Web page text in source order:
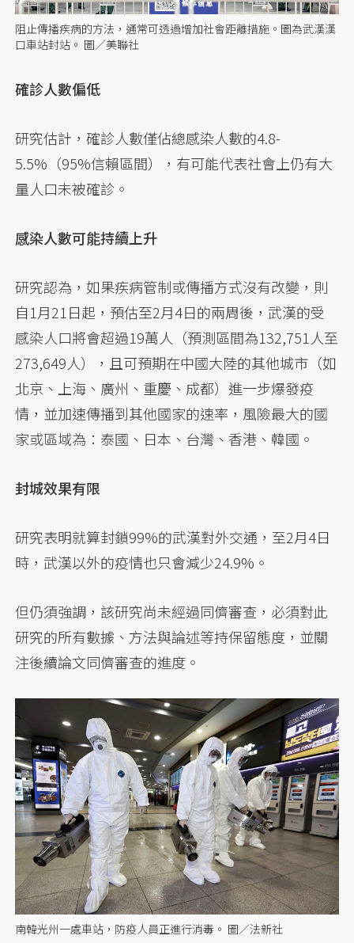
阻止傳播疾病的方法，通常可透過增加社會距離措施。圖為武漢漢
口車站封站。 圖／美聯社
確診人數偏低
研究估計，確診人數僅佔總感染人數的4.8-
5.5%（95%信賴區間），有可能代表社會上仍有大
量人口未被確診。
感染人數可能持續上升
研究認為，如果疾病管制或傳播方式沒有改變，則
自1月21日起，預估至2月4日的兩周後，武漢的受
感染人口將會超過19萬人（預測區間為132,751人至
273,649人），且可預期在中國大陸的其他城市（如
北京、上海、廣州、重慶、成都）進一步爆發疫
情，並加速傳播到其他國家的速率，風險最大的國
家或區域為：泰國、日本、台灣、香港、韓國。
封城效果有限
研究表明就算封鎖99%的武漢對外交通，至2月4日
時，武漢以外的疫情也只會減少24.9%。
但仍須強調，該研究尚未經過同儕審查，必須對此
研究的所有數據、方法與論述等持保留態度，並關
注後續論文同儕審查的進度。
南韓光州一處車站，防疫人員正進行消毒。 圖／法新社